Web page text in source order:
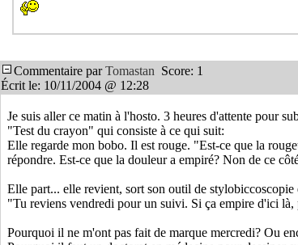
Commentaire parTomastan Score: 1
Écrit le: 10/11/2004 @ 12:28
Je suis aller ce matin à l'hosto. 3 heures d'attente pour
"Test du crayon" qui consiste à ce qui suit:
Elle regarde mon bobo. Il est rouge. "Est-ce que la
répondre. Est-ce que la douleur a empiré? Non de ce
Elle part... elle revient, sort son outil de stylobiccoscopie
"Tu reviens vendredi pour un suivi. Si ça empire d'ici là,
Pourquoi il ne m'ont pas fait de marque mercredi? Ou